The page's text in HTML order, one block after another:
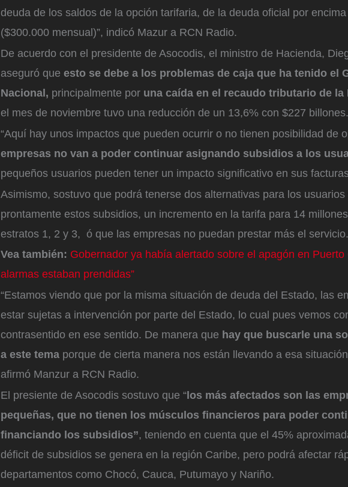
deuda de los saldos de la opción tarifaria, de la deuda oficial por
($300.000 mensual)”, indicó Mazur a RCN Radio.
De acuerdo con el presidente de Asocodis, el ministro de Hacienda,
aseguró que esto se debe a los problemas de caja que ha tenido el
Nacional, principalmente por una caída en el recaudo tributario de la
el mes de noviembre tuvo una reducción de un 13,6% con $227 billones.
“Aquí hay unos impactos que pueden ocurrir o no tienen posibilidad de
empresas no van a poder continuar asignando subsidios a los
pequeños usuarios pueden tener un impacto significativo en sus
Asimismo, sostuvo que podrá tenerse dos alternativas para los
prontamente estos subsidios, un incremento en la tarifa para 14
estratos 1, 2 y 3, ó que las empresas no puedan prestar más el servicio.
Vea también: Gobernador ya había alertado sobre el apagón en Puerto
alarmas estaban prendidas”
“Estamos viendo que por la misma situación de deuda del Estado, las
estar sujetas a intervención por parte del Estado, lo cual pues vemos
contrasentido en ese sentido. De manera que hay que buscarle una
a este tema porque de cierta manera nos están llevando a esa
afirmó Manzur a RCN Radio.
El presiente de Asocodis sostuvo que “los más afectados son las
pequeñas, que no tienen los músculos financieros para poder
financiando los subsidios”, teniendo en cuenta que el 45%
déficit de subsidios se genera en la región Caribe, pero podrá afectar
departamentos como Chocó, Cauca, Putumayo y Nariño.